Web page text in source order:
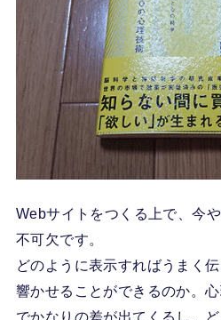
Webサイトをつくる上で、今
不可欠です。
どのように表示すればうまく
響かせることができるのか。
でかなりの差が出てくるし、